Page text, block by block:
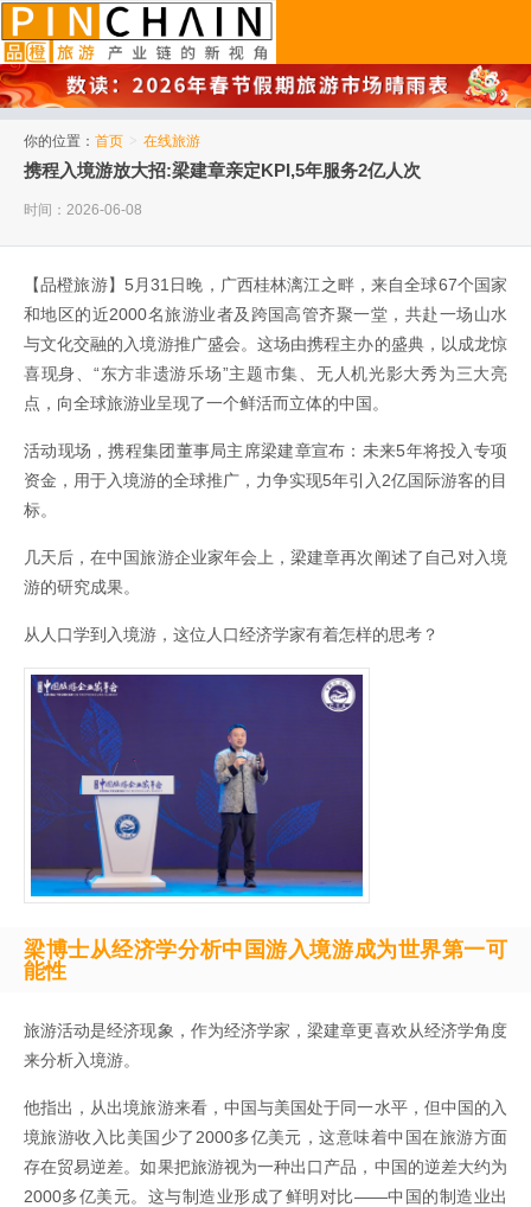
你的位置： 首页 > 在线旅游
携程入境游放大招:梁建章亲定KPI,5年服务2亿人次
时间：2026-06-08
【品橙旅游】5月31日晚，广西桂林漓江之畔，来自全球67个国家
和地区的近2000名旅游业者及跨国高管齐聚一堂，共赴一场山水
与文化交融的入境游推广盛会。这场由携程主办的盛典，以成龙惊
喜现身、“东方非遗游乐场”主题市集、无人机光影大秀为三大亮
点，向全球旅游业呈现了一个鲜活而立体的中国。
活动现场，携程集团董事局主席梁建章宣布：未来5年将投入专项
资金，用于入境游的全球推广，力争实现5年引入2亿国际游客的目
标。
几天后，在中国旅游企业家年会上，梁建章再次阐述了自己对入境
游的研究成果。
从人口学到入境游，这位人口经济学家有着怎样的思考？
梁博士从经济学分析中国游入境游成为世界第一可
能性
旅游活动是经济现象，作为经济学家，梁建章更喜欢从经济学角度
来分析入境游。
他指出，从出境旅游来看，中国与美国处于同一水平，但中国的入
境旅游收入比美国少了2000多亿美元，这意味着中国在旅游方面
存在贸易逆差。如果把旅游视为一种出口产品，中国的逆差大约为
2000多亿美元。这与制造业形成了鲜明对比——中国的制造业出